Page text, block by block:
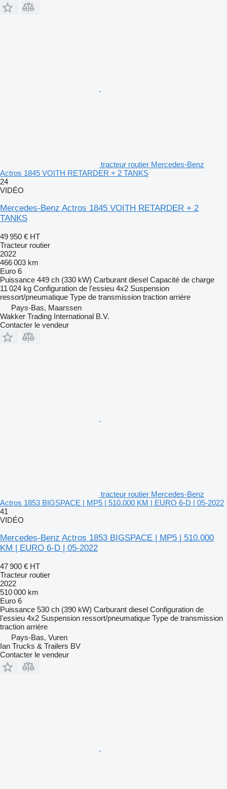
tracteur routier Mercedes-Benz
Actros 1845 VOITH RETARDER + 2 TANKS
24
VIDÉO
Mercedes-Benz Actros 1845 VOITH RETARDER + 2
TANKS
49 950 € HT
Tracteur routier
2022
466 003 km
Euro 6
Puissance 449 ch (330 kW) Carburant diesel Capacité de charge
11 024 kg Configuration de l'essieu 4x2 Suspension
ressort/pneumatique Type de transmission traction arrière
Pays-Bas, Maarssen
Wakker Trading International B.V.
Contacter le vendeur
tracteur routier Mercedes-Benz
Actros 1853 BIGSPACE | MP5 | 510.000 KM | EURO 6-D | 05-2022
41
VIDÉO
Mercedes-Benz Actros 1853 BIGSPACE | MP5 | 510.000
KM | EURO 6-D | 05-2022
47 900 € HT
Tracteur routier
2022
510 000 km
Euro 6
Puissance 530 ch (390 kW) Carburant diesel Configuration de
l'essieu 4x2 Suspension ressort/pneumatique Type de transmission
traction arrière
Pays-Bas, Vuren
Ian Trucks & Trailers BV
Contacter le vendeur